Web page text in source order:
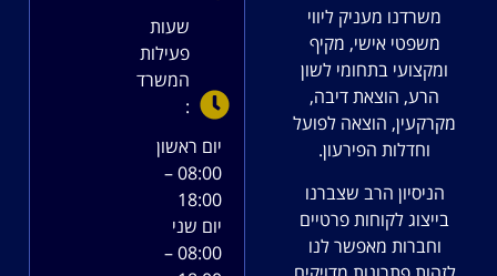
משרדנו מעניק ליווי
משפטי אישי, מקיף
ומקצועי בתחומי לשון
הרע, הוצאת דיבה,
מקרקעין, הוצאה לפועל
וחדלות הפירעון.
הניסיון הרב שצברנו
בייצוג לקוחות פרטיים
וחברות מאפשר לנו
שעות
פעילות
המשרד
:
יום ראשון
08:00 –
18:00
יום שני
08:00 –